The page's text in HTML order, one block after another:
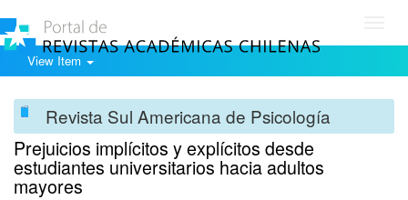
View Item
Revista Sul Americana de Psicología
Prejuicios implí­citos y explí­citos desde
estudiantes universitarios hacia adultos
mayores